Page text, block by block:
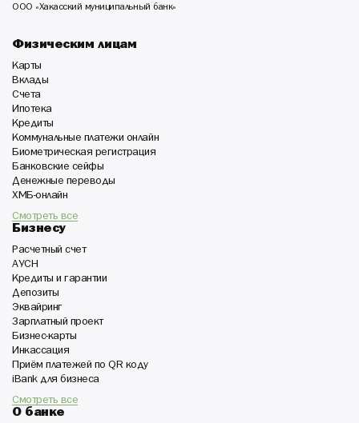
Физическим лицам
Карты
Вклады
Счета
Ипотека
Кредиты
Коммунальные платежи онлайн
Биометрическая регистрация
Банковские сейфы
Денежные переводы
ХМБ-онлайн
Смотреть все
Бизнесу
Расчетный счет
АУСН
Кредиты и гарантии
Депозиты
Эквайринг
Зарплатный проект
Бизнес-карты
Инкассация
Приём платежей по QR коду
iBank для бизнеса
Смотреть все
О банке
ООО «Хакасский муниципальный банк»